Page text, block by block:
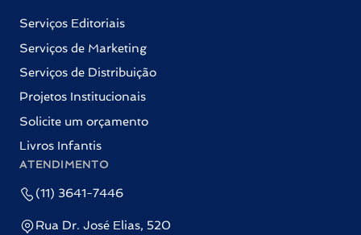
Serviços Editoriais
Serviços de Marketing
Serviços de Distribuição
Projetos Institucionais
Solicite um orçamento
Livros Infantis
ATENDIMENTO
(11) 3641-7446
Rua Dr. José Elias, 520